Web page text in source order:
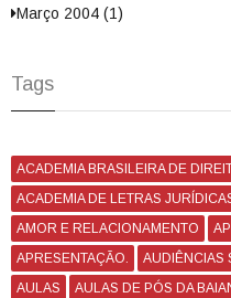
Março 2004 (1)
Tags
ACADEMIA BRASILEIRA DE
ACADEMIA DE LETRAS
AMOR E RELACIONAMENTO
APRESENTAÇÃO.
AUDIÊNCIAS
AULAS
AULAS DE PÓS DA